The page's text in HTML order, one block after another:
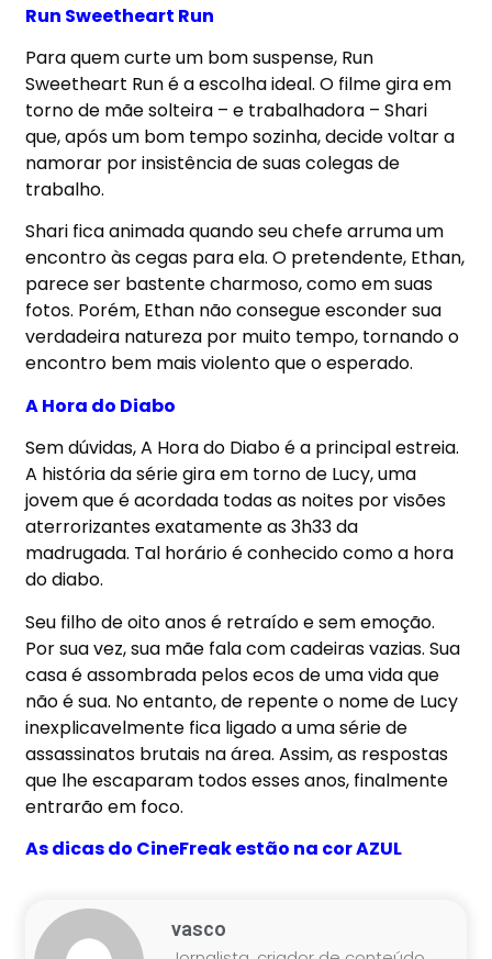
Run Sweetheart Run
Para quem curte um bom suspense, Run
Sweetheart Run é a escolha ideal. O filme gira em
torno de mãe solteira – e trabalhadora – Shari
que, após um bom tempo sozinha, decide voltar a
namorar por insistência de suas colegas de
trabalho.
Shari fica animada quando seu chefe arruma um
encontro às cegas para ela. O pretendente, Ethan,
parece ser bastente charmoso, como em suas
fotos. Porém, Ethan não consegue esconder sua
verdadeira natureza por muito tempo, tornando o
encontro bem mais violento que o esperado.
A Hora do Diabo
Sem dúvidas,A Hora do Diaboé a principal estreia.
A história da série gira em torno de Lucy, uma
jovem que é acordada todas as noites por visões
aterrorizantes exatamente as 3h33 da
madrugada. Tal horário é conhecido como a hora
do diabo.
Seu filho de oito anos é retraído e sem emoção.
Por sua vez, sua mãe fala com cadeiras vazias. Sua
casa é assombrada pelos ecos de uma vida que
não é sua. No entanto, de repente o nome de Lucy
inexplicavelmente fica ligado a uma série de
assassinatos brutais na área. Assim, as respostas
que lhe escaparam todos esses anos, finalmente
entrarão em foco.
As dicas do­ CineFreak estão na cor AZUL
vasco